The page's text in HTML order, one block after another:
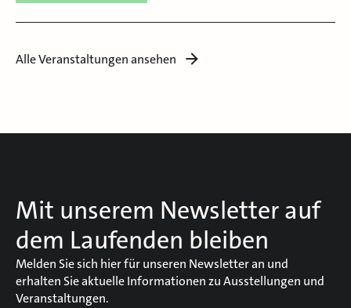
Alle Veranstaltungen ansehen
Mit unserem Newsletter auf
dem Laufenden bleiben
Melden Sie sich hier für unseren Newsletter an und
erhalten Sie aktuelle Informationen zu Ausstellungen und
Veranstaltungen.